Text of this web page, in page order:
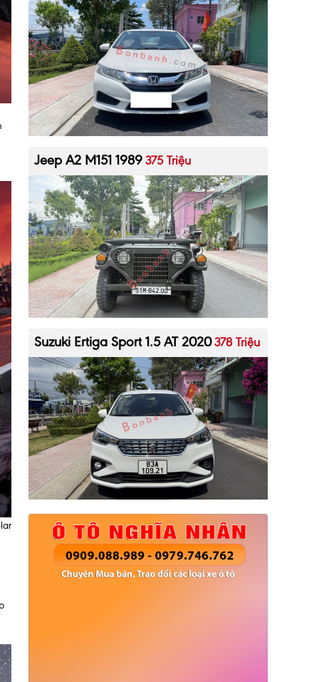
Jeep A2 M151 1989 375 Triệu
Suzuki Ertiga Sport 1.5 AT 2020 378 Triệu